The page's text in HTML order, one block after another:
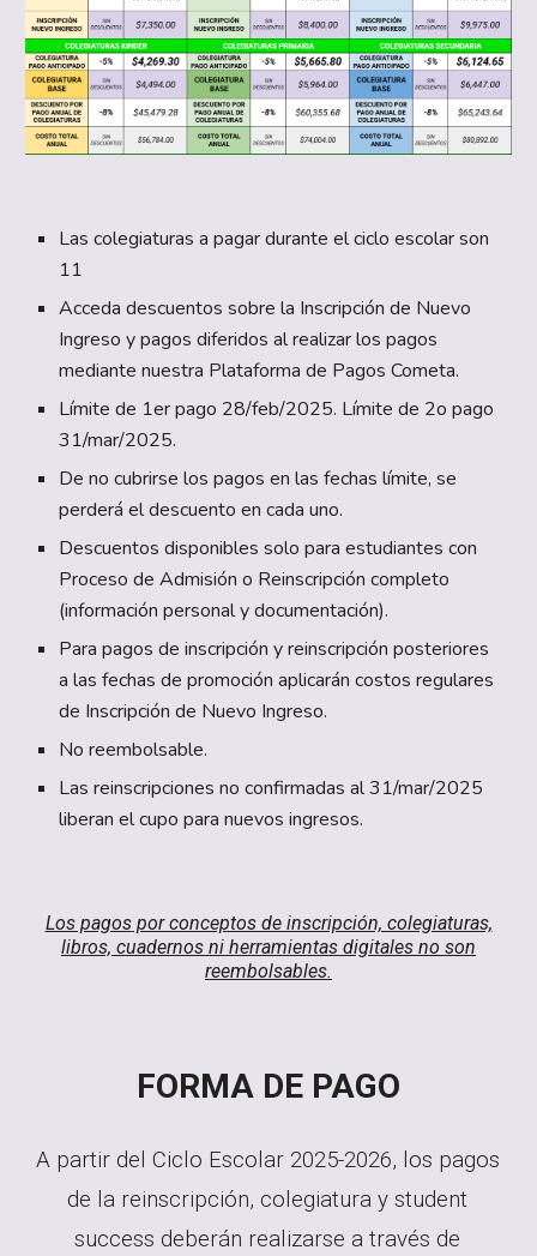
Las colegiaturas a pagar durante el ciclo escolar son
11
Acceda descuentos sobre la Inscripción de Nuevo
Ingreso y pagos diferidos al realizar los pagos
mediante nuestra Plataforma de Pagos Cometa.
Límite de 1er pago 28/feb/2025. Límite de 2o pago
31/mar/2025.
De no cubrirse los pagos en las fechas límite, se
perderá el descuento en cada uno.
Descuentos disponibles solo para estudiantes con
Proceso de Admisión o Reinscripción completo
(información personal y documentación).
Para pagos de inscripción y reinscripción posteriores
a las fechas de promoción aplicarán costos regulares
de Inscripción de Nuevo Ingreso.
No reembolsable.
Las reinscripciones no confirmadas al 31/mar/2025
liberan el cupo para nuevos ingresos.
Los pagospor conceptos de inscripción, colegiaturas,
libros, cuadernos ni herramientas digitales no son
reembolsables.
FORMA DE PAGO
A partir del Ciclo Escolar 2025-2026, los pagos
de la reinscripción, colegiatura y student
success deberán realizarse a través de